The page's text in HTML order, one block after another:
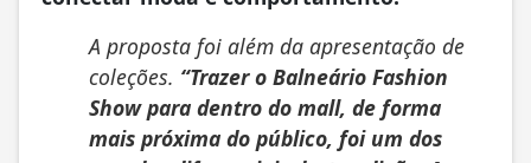
A proposta foi além da apresentação de
coleções. “Trazer o Balneário Fashion
Show para dentro do mall, de forma
mais próxima do público, foi um dos